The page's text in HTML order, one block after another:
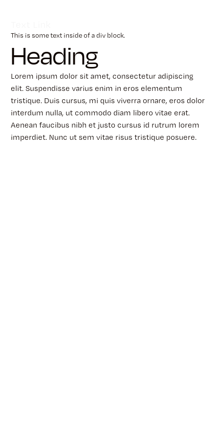
This is some text inside of a div block.
Heading
Lorem ipsum dolor sit amet, consectetur adipiscing
elit. Suspendisse varius enim in eros elementum
tristique. Duis cursus, mi quis viverra ornare, eros dolor
interdum nulla, ut commodo diam libero vitae erat.
Aenean faucibus nibh et justo cursus id rutrum lorem
imperdiet. Nunc ut sem vitae risus tristique posuere.